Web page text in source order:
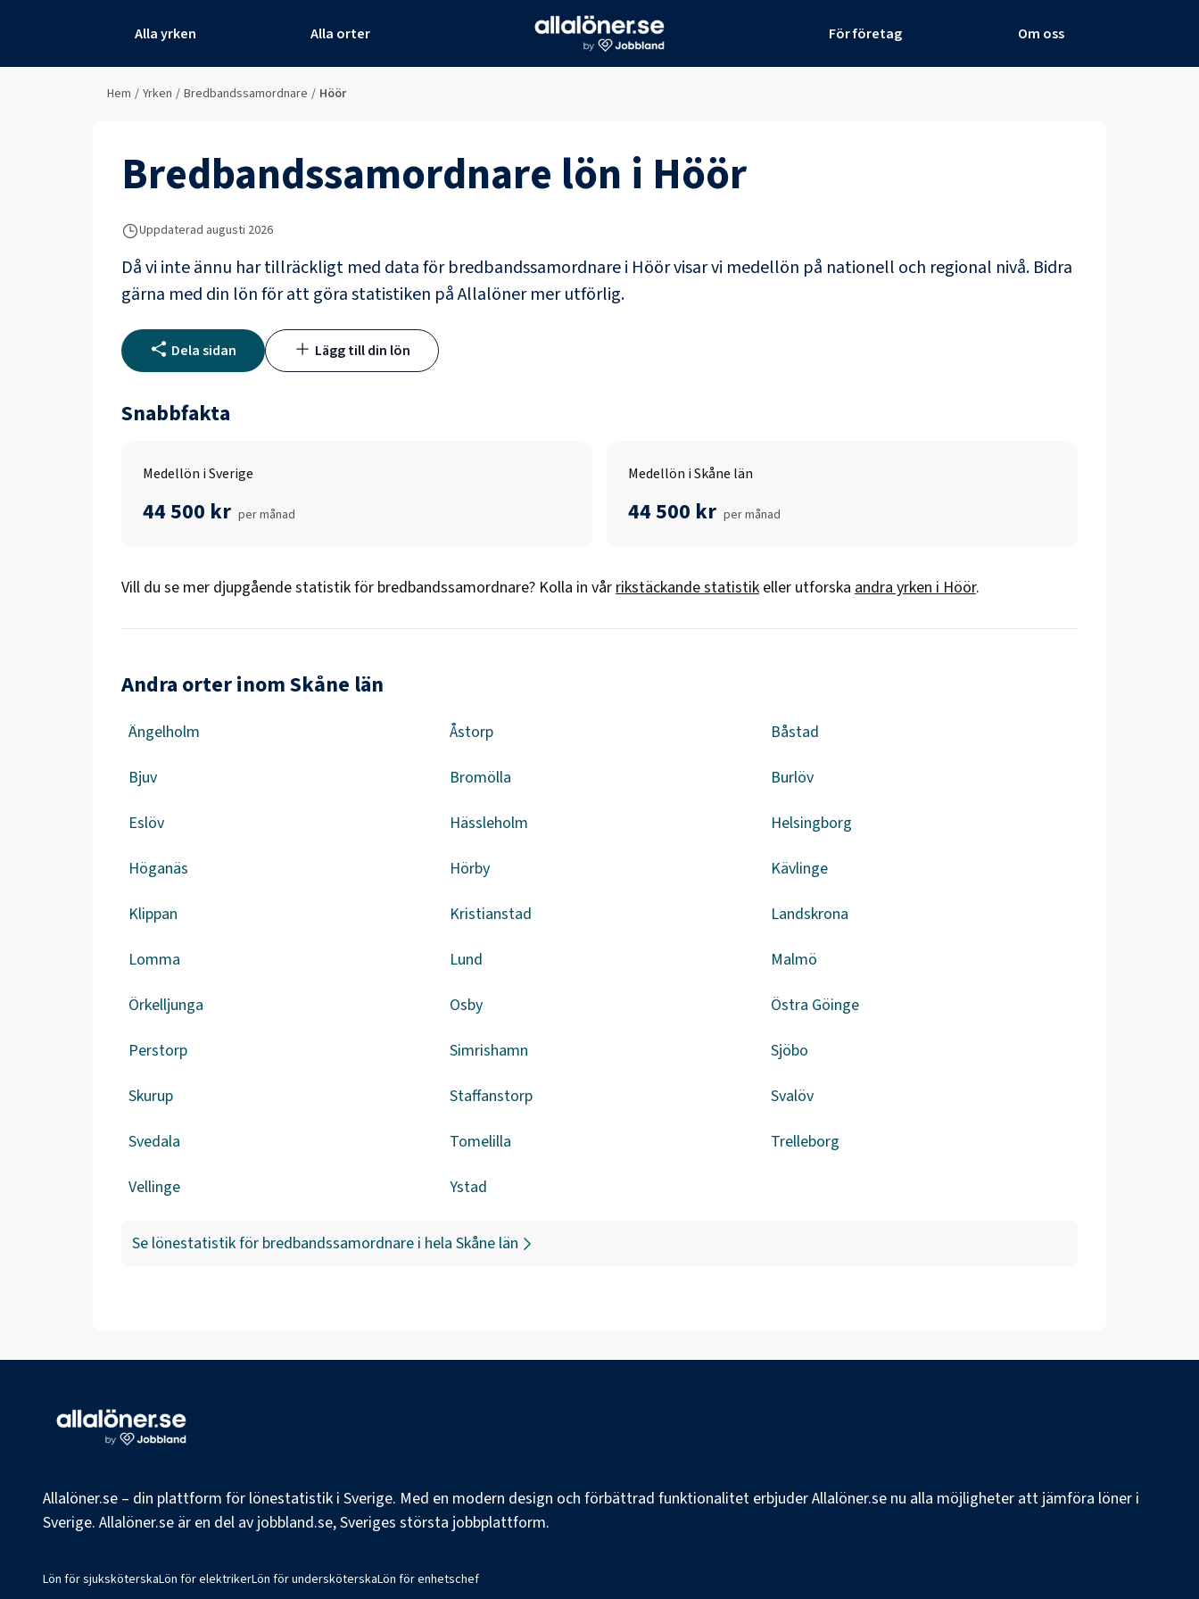
Alla yrken Alla orter För företag Om oss
Hem / Yrken / Bredbandssamordnare / Höör
Bredbandssamordnare lön i Höör
Uppdaterad augusti 2026
Då vi inte ännu har tillräckligt med data för bredbandssamordnarei Höörvisar vi medellön på nationell och regional nivå. Bidra
gärna med din lön för att göra statistiken på Allalöner mer utförlig.
Dela sidan Lägg till din lön
Snabbfakta
Medellön i Sverige
44 500 kr per månad
Medellön i Skåne län
44 500 kr per månad
Vill du se mer djupgående statistik för bredbandssamordnare? Kolla in vårrikstäckande statistik eller utforska andra yrken iHöör.
Andra orter inom Skåne län
Ängelholm Åstorp Båstad
Bjuv Bromölla Burlöv
Eslöv Hässleholm Helsingborg
Höganäs Hörby Kävlinge
Klippan Kristianstad Landskrona
Lomma Lund Malmö
Örkelljunga Osby Östra Göinge
Perstorp Simrishamn Sjöbo
Skurup Staffanstorp Svalöv
Svedala Tomelilla Trelleborg
Vellinge Ystad
Se lönestatistik för bredbandssamordnare i hela Skåne län
Allalöner.se – din plattform för lönestatistik i Sverige. Med en modern design och förbättrad funktionalitet erbjuder Allalöner.se nu alla möjligheter att jämföra löner i
Sverige. Allalöner.se är en del av jobbland.se, Sveriges största jobbplattform.
Lön för sjuksköterskaLön för elektrikerLön för undersköterskaLön för enhetschef